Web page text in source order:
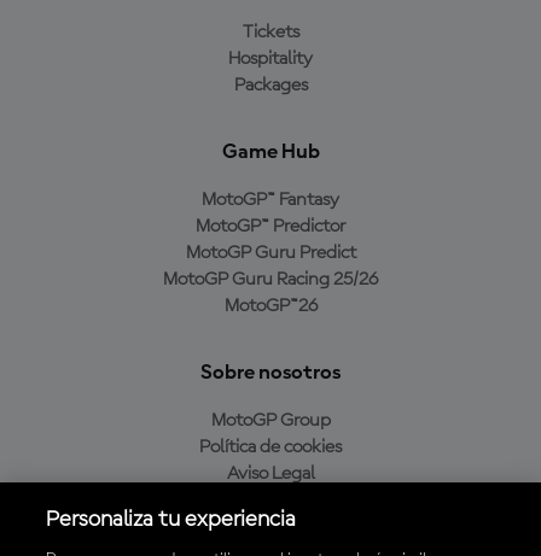
Tickets
Hospitality
Packages
Game Hub
MotoGP™ Fantasy
MotoGP™ Predictor
MotoGP Guru Predict
MotoGP Guru Racing 25/26
MotoGP™26
Sobre nosotros
MotoGP Group
Política de cookies
Aviso Legal
Política de compra
Personaliza tu experiencia